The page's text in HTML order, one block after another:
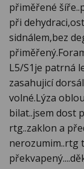
přiměřené
při
sidnálem,bez
L5/S1je patrná
zasahujicí
volné.Lýza
bilat..jsem dost
rtg..zaklon a
nerozumim..rtg